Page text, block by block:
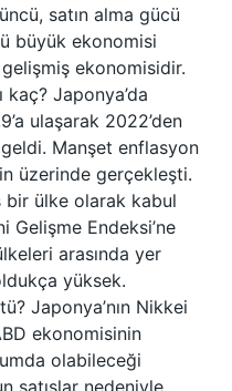
satın alma gücü
büyük ekonomisi
ekonomisidir.
kaç? Japonya’da
ulaşarak 2022’den
Manşet enflasyon
üzerinde gerçekleşti.
ülke olarak kabul
Gelişme Endeksi’ne
arasında yer
yüksek.
Japonya’nın Nikkei
ekonomisinin
olabileceği
satışlar nedeniyle…